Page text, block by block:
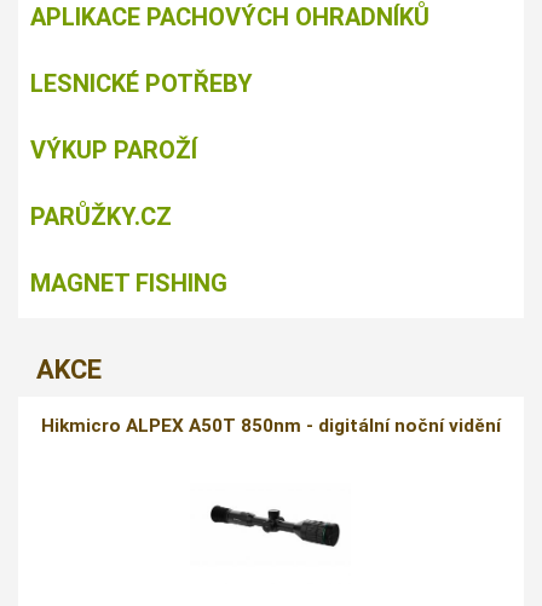
APLIKACE PACHOVÝCH OHRADNÍKŮ
LESNICKÉ POTŘEBY
VÝKUP PAROŽÍ
PARŮŽKY.CZ
MAGNET FISHING
AKCE
Hikmicro ALPEX A50T 850nm - digitální noční vidění